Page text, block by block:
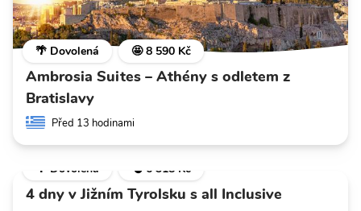
🌴 Dovolená 🤩 8 590 Kč
Ambrosia Suites – Athény s odletem z
Bratislavy
Před 13 hodinami
🌴 Dovolená 💣 6 318 Kč
4 dny v Jižním Tyrolsku s all Inclusive